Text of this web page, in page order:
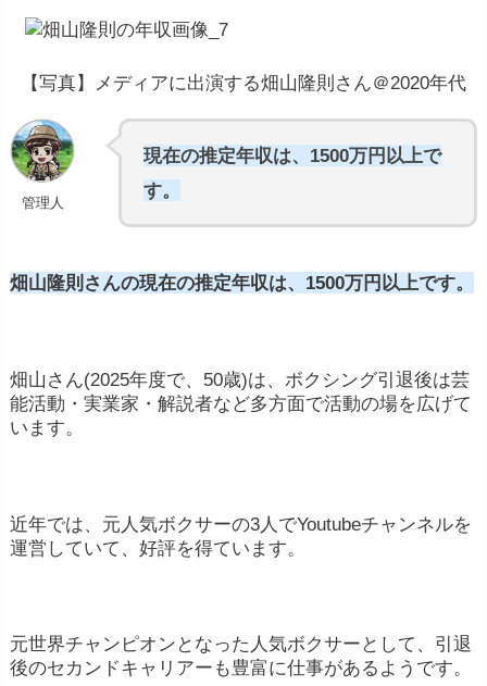
【写真】メディアに出演する畑山隆則さん＠2020年代
管理人
現在の推定年収は、1500万円以上で
す。
畑山隆則さんの現在の推定年収は、1500万円以上です。
畑山さん(2025年度で、50歳)は、ボクシング引退後は芸
能活動・ 実業家・ 解説者など多方面で活動の場を広げて
います。
近年では、元人気ボクサーの3人でYoutubeチャンネルを
運営していて、好評を得ています。
元世界チャンピオンとなった人気ボクサーとして、引退
後のセカンドキャリアーも豊富に仕事があるようです。